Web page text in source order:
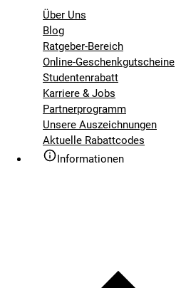
Über Uns
Blog
Ratgeber-Bereich
Online-Geschenkgutscheine
Studentenrabatt
Karriere & Jobs
Partnerprogramm
Unsere Auszeichnungen
Aktuelle Rabattcodes
Informationen